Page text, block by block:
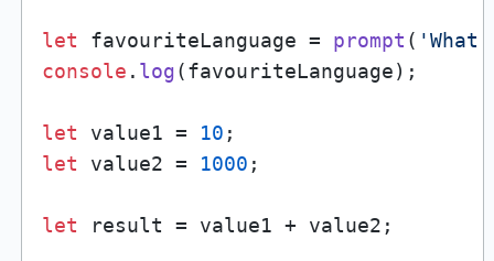
let favouriteLanguage = prompt ( 'What
console . log(favouriteLanguage);
let value1 = 10
let value2 = 1000 ;
let result = value1 + value2;